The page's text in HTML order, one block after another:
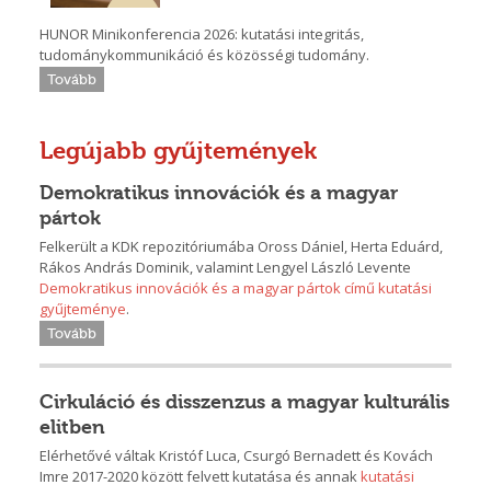
HUNOR Minikonferencia 2026: kutatási integritás,
tudománykommunikáció és közösségi tudomány.
Tovább
Legújabb gyűjtemények
Demokratikus innovációk és a magyar
pártok
Felkerült a KDK repozitóriumába Oross Dániel, Herta Eduárd,
Rákos András Dominik, valamint Lengyel László Levente
Demokratikus innovációk és a magyar pártok című kutatási
gyűjteménye.
Tovább
Cirkuláció és disszenzus a magyar kulturális
elitben
Elérhetővé váltak Kristóf Luca, Csurgó Bernadett és Kovách
Imre 2017-2020 között felvett kutatása és annakkutatási